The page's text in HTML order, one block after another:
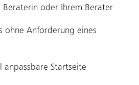
Beraterin oder Ihrem Berater
ohne Anforderung eines
anpassbare Startseite